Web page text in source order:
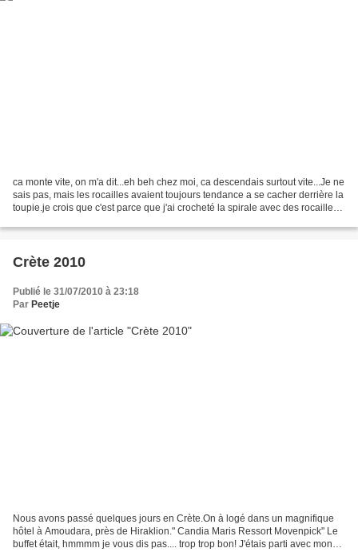
ca monte vite, on m'a dit...eh beh chez moi, ca descendais surtout vite...Je ne
sais pas, mais les rocailles avaient toujours tendance a se cacher derrière la
toupie.je crois que c'est parce que j'ai crocheté la spirale avec des rocailles
Crète 2010
Publié le 31/07/2010 à 23:18
Par Peetje
Nous avons passé quelques jours en Crète.On à logé dans un magnifique
hôtel à Amoudara, près de Hiraklion." Candia Maris Ressort Movenpick" Le
buffet était, hmmmm je vous dis pas.... trop trop bon! J'étais parti avec mon